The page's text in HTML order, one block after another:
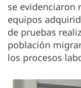
se evidenciaron
equipos
de pruebas
población
los procesos